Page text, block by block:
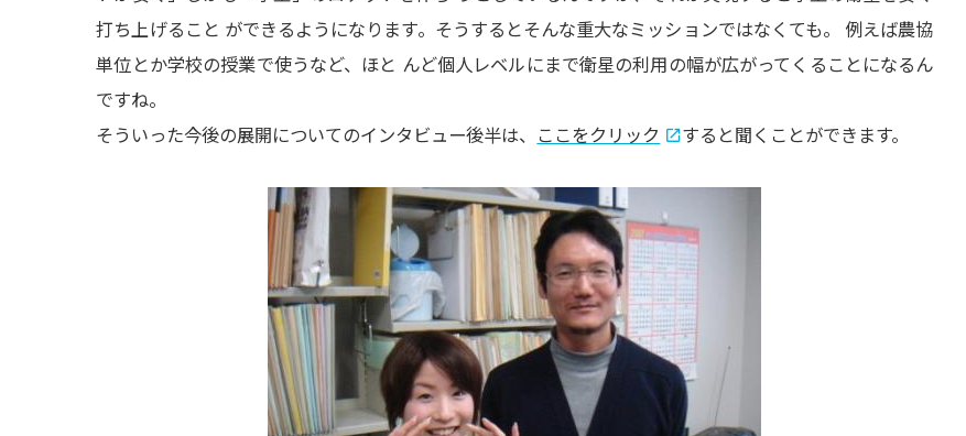
打ち上げること ができるようになります。 そうするとそんな重大なミッションではなくても。 例えば農協
単位とか学校の授業で使うなど、 ほと んど個人レベルにまで衛星の利用の幅が広がってくることになるん
ですね。
そういった今後の展開についてのインタビュー後半は、 ここをクリック すると聞くことができます。